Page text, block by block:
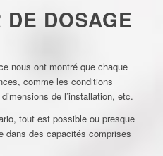
DE DOSAGE
nous ont montré que chaque
comme les conditions
de l’installation, etc.
tout est possible ou presque
dans des capacités comprises